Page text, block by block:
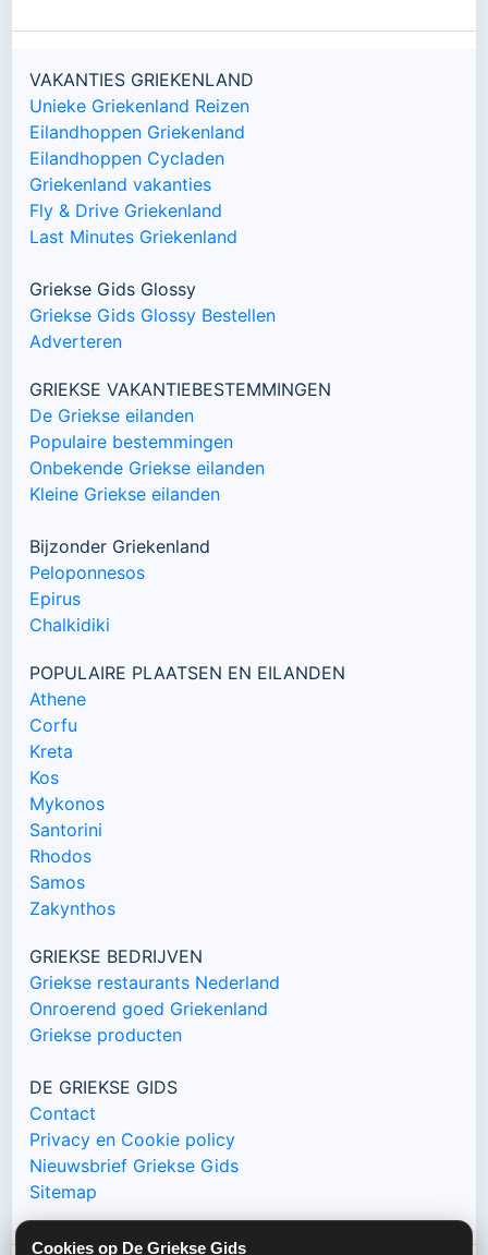
Cookies op De Griekse Gids
VAKANTIES GRIEKENLAND
Unieke Griekenland Reizen
Eilandhoppen Griekenland
Eilandhoppen Cycladen
Griekenland vakanties
Fly & Drive Griekenland
Last Minutes Griekenland
Griekse Gids Glossy
Griekse Gids Glossy Bestellen
Adverteren
GRIEKSE VAKANTIEBESTEMMINGEN
De Griekse eilanden
Populaire bestemmingen
Onbekende Griekse eilanden
Kleine Griekse eilanden
Bijzonder Griekenland
Peloponnesos
Epirus
Chalkidiki
POPULAIRE PLAATSEN EN EILANDEN
Athene
Corfu
Kreta
Kos
Mykonos
Santorini
Rhodos
Samos
Zakynthos
GRIEKSE BEDRIJVEN
Griekse restaurants Nederland
Onroerend goed Griekenland
Griekse producten
DE GRIEKSE GIDS
Contact
Privacy en Cookie policy
Nieuwsbrief Griekse Gids
Sitemap